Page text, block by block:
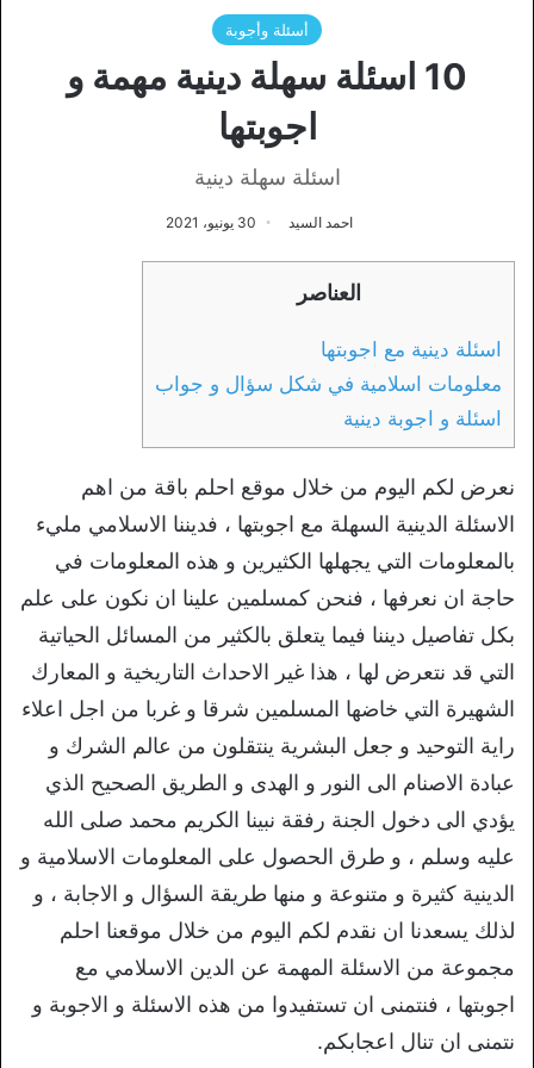
أسئلة وأجوبة
10 اسئلة سهلة دينية مهمة و
اجوبتها
اسئلة سهلة دينية
احمد السيد 30 يونيو، 2021
العناصر
اسئلة دينية مع اجوبتها
معلومات اسلامية في شكل سؤال و جواب
اسئلة و اجوبة دينية
نعرض لكم اليوم من خلال موقع احلم باقة من اهم
الاسئلة الدينية السهلة مع اجوبتها ، فديننا الاسلامي مليء
بالمعلومات التي يجهلها الكثيرين و هذه المعلومات في
حاجة ان نعرفها ، فنحن كمسلمين علينا ان نكون على علم
بكل تفاصيل ديننا فيما يتعلق بالكثير من المسائل الحياتية
التي قد نتعرض لها ، هذا غير الاحداث التاريخية و المعارك
الشهيرة التي خاضها المسلمين شرقا و غربا من اجل اعلاء
راية التوحيد و جعل البشرية ينتقلون من عالم الشرك و
عبادة الاصنام الى النور و الهدى و الطريق الصحيح الذي
يؤدي الى دخول الجنة رفقة نبينا الكريم محمد صلى الله
عليه وسلم ، و طرق الحصول على المعلومات الاسلامية و
الدينية كثيرة و متنوعة و منها طريقة السؤال و الاجابة ، و
لذلك يسعدنا ان نقدم لكم اليوم من خلال موقعنا احلم
مجموعة من الاسئلة المهمة عن الدين الاسلامي مع
اجوبتها ، فنتمنى ان تستفيدوا من هذه الاسئلة و الاجوبة و
نتمنى ان تنال اعجابكم.